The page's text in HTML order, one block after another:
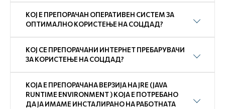
КОЈ Е ПРЕПОРАЧАН ОПЕРАТИВЕН СИСТЕМ ЗА
ОПТИМАЛНО КОРИСТЕЊЕ НА СОЦДАД?
КОЈ СЕ ПРЕПОРАЧАНИ ИНТЕРНЕТ ПРЕБАРУВАЧИ
ЗА КОРИСТЕЊЕ НА СОЦДАД?
КОЈА Е ПРЕПОРАЧАНА ВЕРЗИЈА НА JRE (JAVA
RUNTIME ENVIRONMENT ) КОЈА Е ПОТРЕБАНО
ДА ЈА ИМАМЕ ИНСТАЛИРАНО НА РАБОТНАТА